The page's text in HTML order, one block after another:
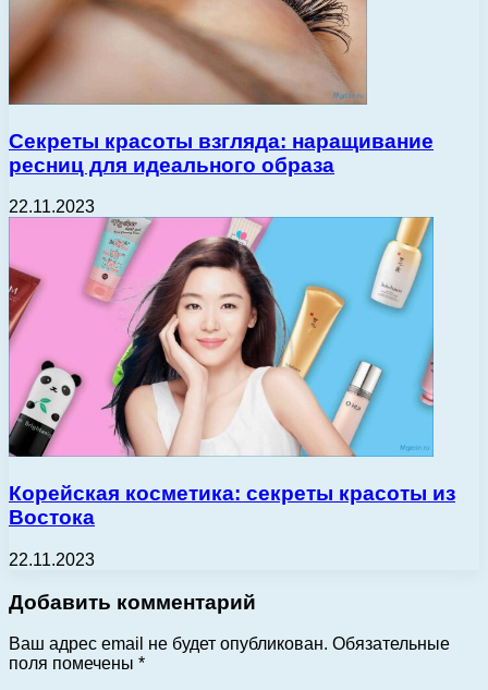
Секреты красоты взгляда: наращивание
ресниц для идеального образа
22.11.2023
Корейская косметика: секреты красоты из
Востока
22.11.2023
Добавить комментарий
Ваш адрес email не будет опубликован. Обязательные
поля помечены *